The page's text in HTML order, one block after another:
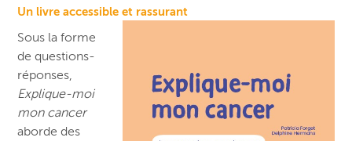
Un livre accessible et rassurant
Sous la forme
de questions-
réponses,
Explique-moi
mon cancer
aborde des